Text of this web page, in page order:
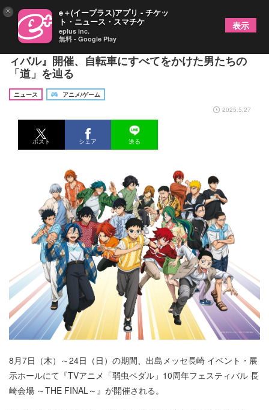
長崎で『TVアニメ「弱虫ペダル」10周年フェステ
ィバル』開催、自転車にすべてをかけた男たちの
「道」を辿る
ニュース
アニメ/ゲーム
2025.5.27
ポスト シェア 送る
8月7日（木）～24日（日）の期間、出島メッセ長崎 イベント・展
示ホールにて『TVアニメ「弱虫ペダル」10周年フェスティバル 長
崎会場 ～THE FINAL～』が開催される。
× e＋(イープラス)アプリ - チケッ
ト・ニュース・スマチケ
eplus inc.
無料 - Google Play
表示